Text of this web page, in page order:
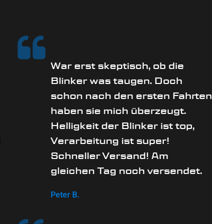
War erst skeptisch, ob die
Blinker was taugen. Doch
schon nach den ersten Fahrten
haben sie mich überzeugt.
Helligkeit der Blinker ist top,
Verarbeitung ist super!
Schneller Versand! Am
gleichen Tag noch versendet.
Peter B.